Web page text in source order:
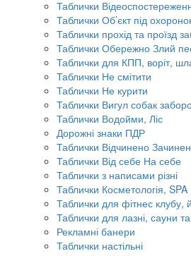
Таблички
Таблички Об’єкт під
Таблички прохід та проїзд
Таблички Обережно Злий
Таблички для КПП, воріт,
Таблички Не смітити
Таблички Не курити
Таблички Вигул собак
Таблички Водойми, Ліс
Дорожні знаки ПДР
Таблички Відчинено
Таблички Від себе На себе
Таблички з написами різні
Таблички Косметологія, SPA
Таблички для фітнес клубу,
Таблички для лазні, сауни та
Рекламні банери
Таблички настільні